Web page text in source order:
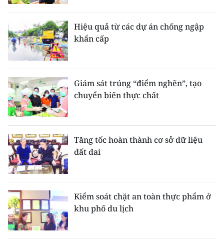
Hiệu quả từ các dự án chống ngập
khẩn cấp
Giám sát trúng “điểm nghẽn”, tạo
chuyển biến thực chất
Tăng tốc hoàn thành cơ sở dữ liệu
đất đai
Kiểm soát chặt an toàn thực phẩm ở
khu phố du lịch